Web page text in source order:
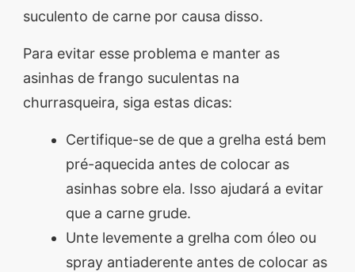
suculento de carne por causa disso.
Para evitar esse problema e manter as
asinhas de frango suculentas na
churrasqueira, siga estas dicas:
Certifique-se de que a grelha está bem
pré-aquecida antes de colocar as
asinhas sobre ela. Isso ajudará a evitar
que a carne grude.
Unte levemente a grelha com óleo ou
spray antiaderente antes de colocar as